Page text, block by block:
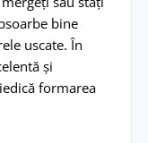
bine
uscate. În
și
formarea